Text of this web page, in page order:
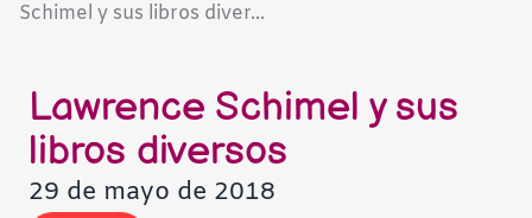
Schimel y sus libros diver...
Lawrence Schimel y sus
libros diversos
29 de mayo de 2018